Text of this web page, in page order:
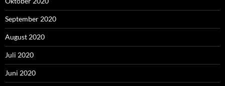
September 2020
August 2020
Juli 2020
Juni 2020